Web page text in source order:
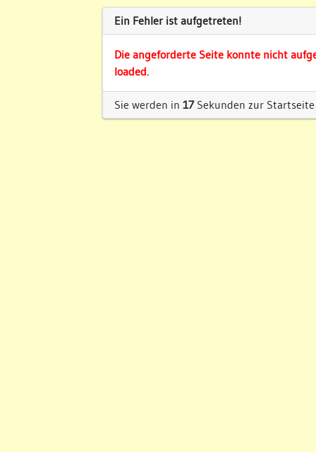
Ein Fehler ist aufgetreten!
Die angeforderte Seite konnte nicht
loaded.
Sie werden in 17Sekunden zur